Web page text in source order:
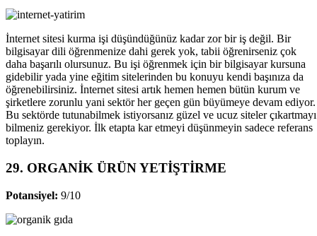
İnternet sitesi kurma işi düşündüğünüz kadar zor bir iş değil. Bir
bilgisayar dili öğrenmenize dahi gerek yok, tabii öğrenirseniz çok
daha başarılı olursunuz. Bu işi öğrenmek için bir bilgisayar kursuna
gidebilir yada yine eğitim sitelerinden bu konuyu kendi başınıza da
öğrenebilirsiniz. İnternet sitesi artık hemen hemen bütün kurum ve
şirketlere zorunlu yani sektör her geçen gün büyümeye devam ediyor.
Bu sektörde tutunabilmek istiyorsanız güzel ve ucuz siteler çıkartmayı
bilmeniz gerekiyor. İlk etapta kar etmeyi düşünmeyin sadece referans
toplayın.
29. ORGANİK ÜRÜN YETİŞTİRME
Potansiyel: 9/10